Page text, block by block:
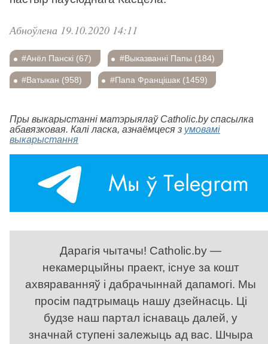
Абноўлена 19.10.2020 14:11
#Анёл Панскі (67) #Выказванні Папы (184)
#Ватыкан (958) #Папа Францішак (1459)
Пры выкарыстанні матэрыялаў Catholic.by спасылка
абавязковая. Калі ласка, азнаёмцеся з умовамі
выкарыстання
Дарагія чытачы! Catholic.by —
некамерцыйны праект, існуе за кошт
ахвяраванняў і дабрачыннай дапамогі. Мы
просім падтрымаць нашу дзейнасць. Ці
будзе наш партал існаваць далей, у
значнай ступені залежыць ад вас. Шчыра